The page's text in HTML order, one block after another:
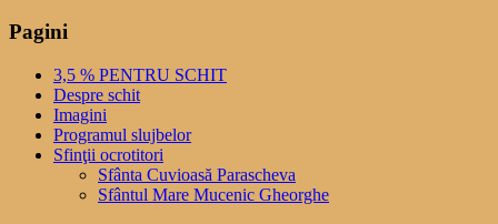
Pagini
3,5 % PENTRU SCHIT
Despre schit
Imagini
Programul slujbelor
Sfinţii ocrotitori
Sfânta Cuvioasă Parascheva
Sfântul Mare Mucenic Gheorghe